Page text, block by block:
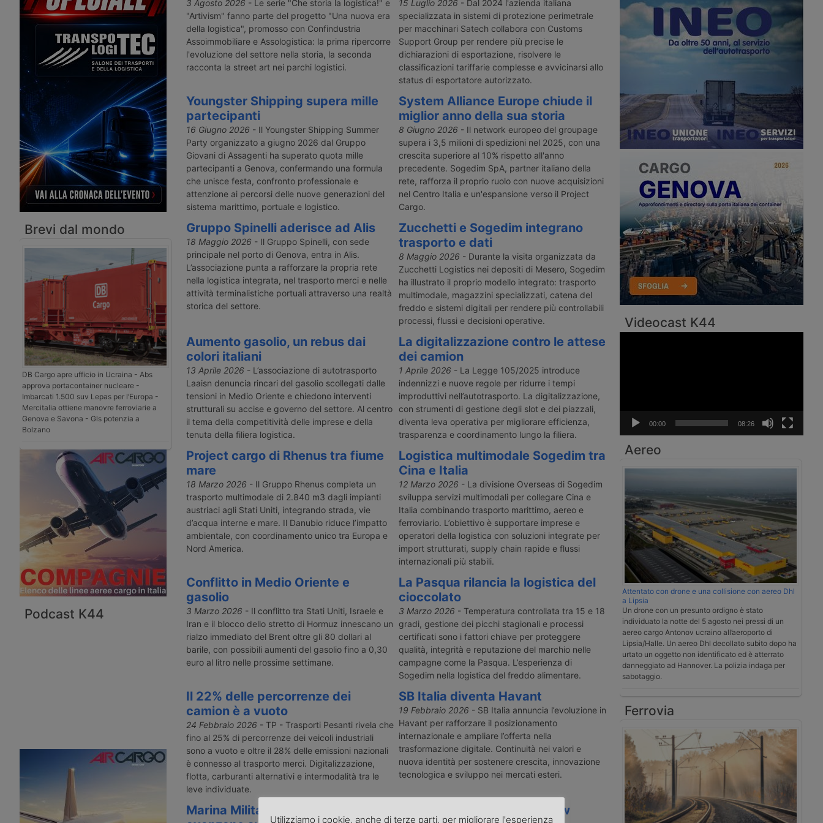
ha generato Carte di qualificazione
del conducente con scadenze errate.
Decine di migliaia di autisti
professionali rischiano sanzioni,
sospensioni e costi di rinnovo fino a
2.550 euro.
indetto il fermo nazionale
dell’autotrasporto dal 25 al 29
maggio 2026. Polemiche su quello,
sospeso, di Trasportounito.
seconda generazione dal 1° luglio
2026 per i veicoli tra 2,5 e 3,5
tonnellate nei trasporti
internazionali e cabotaggio,
chiarendo esclusioni, controlli e
gestione dei casi misti.
terrestre, che integra treno e
camion, per evitare la rotta navale
che transita nello Stretto di Hormuz.
delle batterie sui veicoli industriali. Il
progetto inizierà con cento camion
della cinese Chery.
Brevi dal mondo
DB Cargo apre ufficio in Ucraina - Abs
approva portacontainer nucleare -
Imbarcati 1.500 suv Lepas per l’Europa -
Mercitalia ottiene manovre ferroviarie a
Genova e Savona - Gls potenzia a
Bolzano
Podcast K44
3 Agosto 2026 - Le serie "Che storia la logistica!" e
"Artivism" fanno parte del progetto "Una nuova era
della logistica", promosso con Confindustria
Assoimmobiliare e Assologistica: la prima ripercorre
l'evoluzione del settore nella storia, la seconda
racconta la street art nei parchi logistici.
15 Luglio 2026 - Dal 2024 l'azienda italiana
specializzata in sistemi di protezione perimetrale
per macchinari Satech collabora con Customs
Support Group per rendere più precise le
dichiarazioni di esportazione, risolvere le
classificazioni tariffarie complesse e avvicinarsi allo
status di esportatore autorizzato.
Youngster Shipping supera mille
partecipanti
16 Giugno 2026 - Il Youngster Shipping Summer
Party organizzato a giugno 2026 dal Gruppo
Giovani di Assagenti ha superato quota mille
partecipanti a Genova, confermando una formula
che unisce festa, confronto professionale e
attenzione ai percorsi delle nuove generazioni del
sistema marittimo, portuale e logistico.
System Alliance Europe chiude il
miglior anno della sua storia
8 Giugno 2026 - Il network europeo del groupage
supera i 3,5 milioni di spedizioni nel 2025, con una
crescita superiore al 10% rispetto all'anno
precedente. Sogedim SpA, partner italiano della
rete, rafforza il proprio ruolo con nuove acquisizioni
nel Centro Italia e un'espansione verso il Project
Cargo.
Gruppo Spinelli aderisce ad Alis
18 Maggio 2026 - Il Gruppo Spinelli, con sede
principale nel porto di Genova, entra in Alis.
L’associazione punta a rafforzare la propria rete
nella logistica integrata, nel trasporto merci e nelle
attività terminalistiche portuali attraverso una realtà
storica del settore.
Zucchetti e Sogedim integrano
trasporto e dati
8 Maggio 2026 - Durante la visita organizzata da
Zucchetti Logistics nei depositi di Mesero, Sogedim
ha illustrato il proprio modello integrato: trasporto
multimodale, magazzini specializzati, catena del
freddo e sistemi digitali per rendere più controllabili
processi, flussi e decisioni operative.
Aumento gasolio, un rebus dai
colori italiani
13 Aprile 2026 - L’associazione di autotrasporto
Laaisn denuncia rincari del gasolio scollegati dalle
tensioni in Medio Oriente e chiedono interventi
strutturali su accise e governo del settore. Al centro
il tema della competitività delle imprese e della
tenuta della filiera logistica.
La digitalizzazione contro le attese
dei camion
1 Aprile 2026 - La Legge 105/2025 introduce
indennizzi e nuove regole per ridurre i tempi
improduttivi nell’autotrasporto. La digitalizzazione,
con strumenti di gestione degli slot e dei piazzali,
diventa leva operativa per migliorare efficienza,
trasparenza e coordinamento lungo la filiera.
Project cargo di Rhenus tra fiume
mare
18 Marzo 2026 - Il Gruppo Rhenus completa un
trasporto multimodale di 2.840 m3 dagli impianti
austriaci agli Stati Uniti, integrando strada, vie
d’acqua interne e mare. Il Danubio riduce l’impatto
ambientale, con coordinamento unico tra Europa e
Nord America.
Logistica multimodale Sogedim tra
Cina e Italia
12 Marzo 2026 - La divisione Overseas di Sogedim
sviluppa servizi multimodali per collegare Cina e
Italia combinando trasporto marittimo, aereo e
ferroviario. L’obiettivo è supportare imprese e
operatori della logistica con soluzioni integrate per
import strutturati, supply chain rapide e flussi
internazionali più stabili.
Conflitto in Medio Oriente e
gasolio
3 Marzo 2026 - Il conflitto tra Stati Uniti, Israele e
Iran e il blocco dello stretto di Hormuz innescano un
rialzo immediato del Brent oltre gli 80 dollari al
barile, con possibili aumenti del gasolio fino a 0,30
euro al litro nelle prossime settimane.
La Pasqua rilancia la logistica del
cioccolato
3 Marzo 2026 - Temperatura controllata tra 15 e 18
gradi, gestione dei picchi stagionali e processi
certificati sono i fattori chiave per proteggere
qualità, integrità e reputazione del marchio nelle
campagne come la Pasqua. L’esperienza di
Sogedim nella logistica del freddo alimentare.
Il 22% delle percorrenze dei
camion è a vuoto
24 Febbraio 2026 - TP - Trasporti Pesanti rivela che
fino al 25% di percorrenze dei veicoli industriali
sono a vuoto e oltre il 28% delle emissioni nazionali
è connesso al trasporto merci. Digitalizzazione,
flotta, carburanti alternativi e intermodalità tra le
leve individuate.
SB Italia diventa Havant
19 Febbraio 2026 - SB Italia annuncia l’evoluzione in
Havant per rafforzare il posizionamento
internazionale e ampliare l’offerta nella
trasformazione digitale. Continuità nei valori e
nuova identità per sostenere crescita, innovazione
tecnologica e sviluppo nei mercati esteri.
Marina Militare e T Mariotti
Golia360 presenta Overview
Videocast K44
00:00 08:26
Aereo
Attentato con drone e una collisione con aereo Dhl
a Lipsia
Un drone con un presunto ordigno è stato
individuato la notte del 5 agosto nei pressi di un
aereo cargo Antonov ucraino all’aeroporto di
Lipsia/Halle. Un aereo Dhl decollato subito dopo ha
urtato un oggetto non identificato ed è atterrato
danneggiato ad Hannover. La polizia indaga per
sabotaggio.
Ferrovia
Utilizziamo i cookie, anche di terze parti, per migliorare l'esperienza